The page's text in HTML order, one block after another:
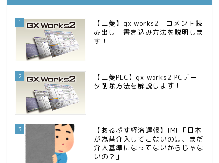
1
【三菱】gx works2 コメント読
み出し 書き込み方法を説明しま
す！
2
【三菱PLC】gx works2 PCデー
タ削除方法を解説します！
3
【あるぷす経済遅報】IMF「日本
が為替介入してこないのは、まだ
介入基準になってないからじゃな
いの？」